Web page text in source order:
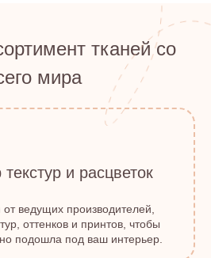
тканей со
мира
и расцветок
ведущих производителей,
оттенков и принтов, чтобы
подошла под ваш интерьер.